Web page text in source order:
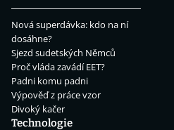
Nová superdávka: kdo na ní
dosáhne?
Sjezd sudetských Němců
Proč vláda zavádí EET?
Padni komu padni
Výpověď z práce vzor
Divoký kačer
Technologie